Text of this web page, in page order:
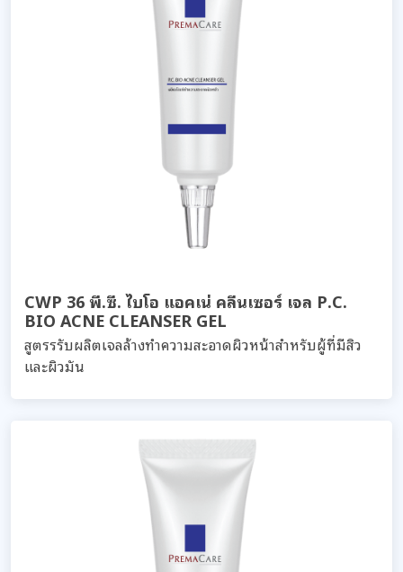
CWP 36 พี.ซี. ไบโอ แอคเน่ คลีนเซอร์ เจล P.C.
BIO ACNE CLEANSER GEL
สูตรรรับผลิตเจลล้างทำความสะอาดผิวหน้าสำหรับผู้ที่มีสิว
และผิวมัน